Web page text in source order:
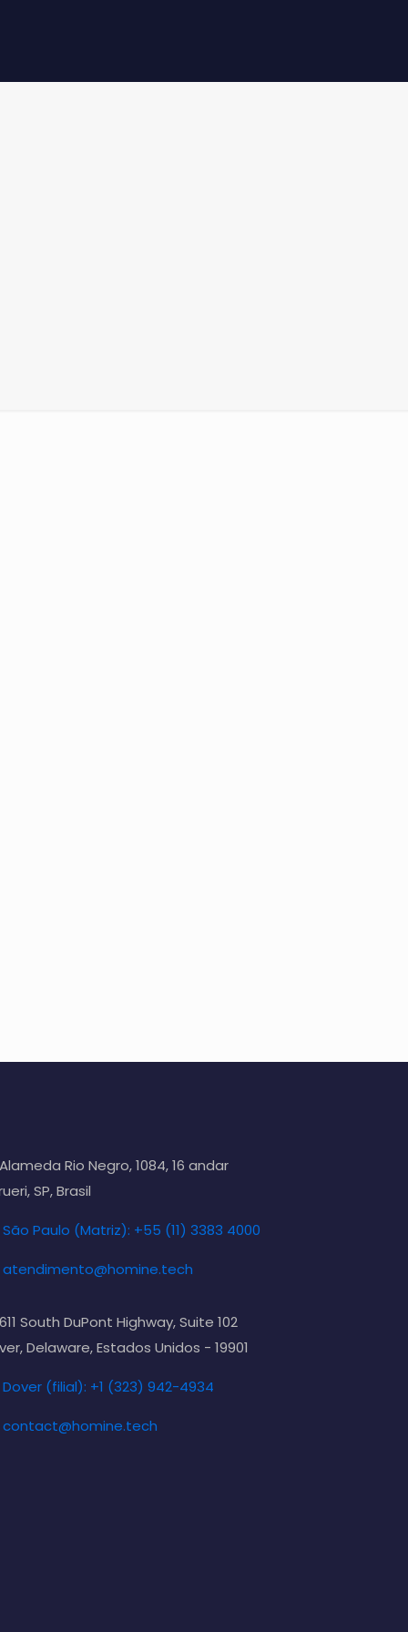
Alameda Rio Negro, 1084, 16 andar
SP, Brasil
São Paulo (Matriz): +55 (11) 3383 4000
atendimento@homine.tech
611 South DuPont Highway, Suite 102
Delaware, Estados Unidos - 19901
Dover (filial): +1 (323) 942-4934
contact@homine.tech